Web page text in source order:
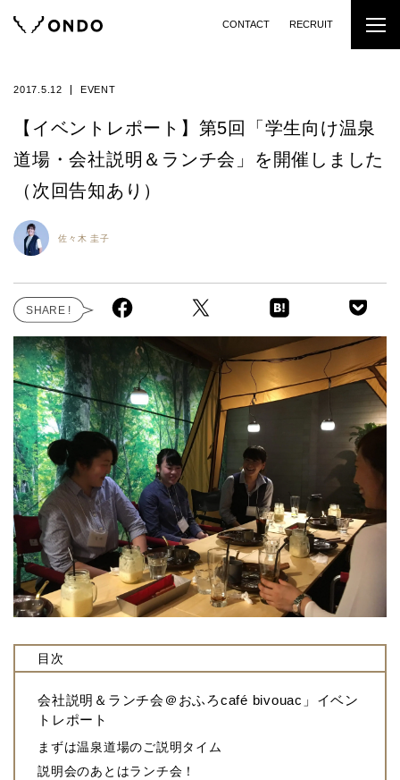
CONTACT RECRUIT
2017.5.12 EVENT
【イベントレポート】第5回「学生向け温泉
道場・会社説明＆ランチ会」を開催しました
（次回告知あり）
佐々木 圭子
目次
会社説明＆ランチ会＠おふろcafé bivouac」イベン
トレポート
まずは温泉道場のご説明タイム
説明会のあとはランチ会！